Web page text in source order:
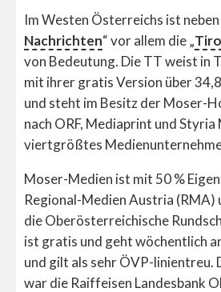
Im Westen Österreichs ist neben
Nachrichten“ vor allem die „
von Bedeutung. Die TT weist in
mit ihrer gratis Version über
und steht im Besitz der Moser-
nach ORF, Mediaprint und Styria
viertgrößtes
Moser-Medien ist mit 50 %
Regional-Medien Austria (RMA)
die Oberösterreichische
ist gratis und geht wöchentlich
und gilt als sehr ÖVP-linientreu.
war die Raiffeisen Landesbank